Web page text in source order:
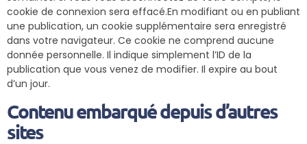
cookie de connexion sera effacé.En modifiant ou en publiant
une publication, un cookie supplémentaire sera enregistré
dans votre navigateur. Ce cookie ne comprend aucune
donnée personnelle. Il indique simplement l’ID de la
publication que vous venez de modifier. Il expire au bout
d’un jour.
Contenu embarqué depuis d’autres
sites